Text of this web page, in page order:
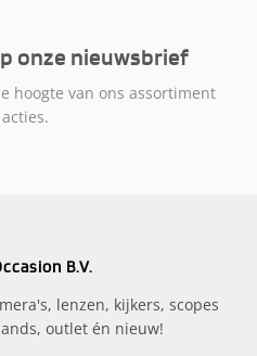
onze nieuwsbrief
hoogte van ons assortiment
B.V.
lenzen, kijkers, scopes
outlet én nieuw!